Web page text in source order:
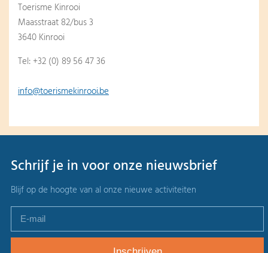
Toerisme Kinrooi
Maasstraat 82/bus 3
3640 Kinrooi
Tel: +32 (0) 89 56 47 36
info@toerismekinrooi.be
Schrijf je in voor onze nieuwsbrief
Blijf op de hoogte van al onze nieuwe activiteiten